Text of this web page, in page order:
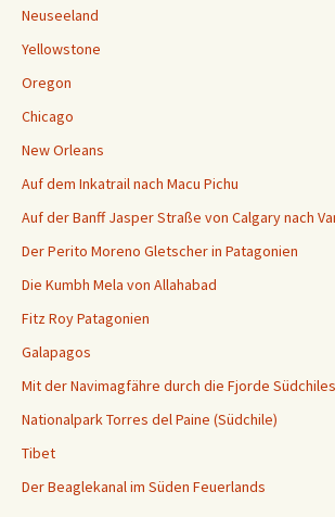
Neuseeland
Yellowstone
Oregon
Chicago
New Orleans
Auf dem Inkatrail nach Macu Pichu
Auf der Banff Jasper Straße von Calgary nach
Der Perito Moreno Gletscher in Patagonien
Die Kumbh Mela von Allahabad
Fitz Roy Patagonien
Galapagos
Mit der Navimagfähre durch die Fjorde Südchiles
Nationalpark Torres del Paine (Südchile)
Tibet
Der Beaglekanal im Süden Feuerlands